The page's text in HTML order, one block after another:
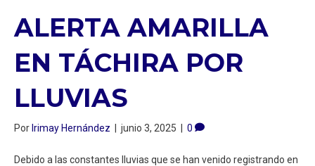
ALERTA AMARILLA
EN TÁCHIRA POR
LLUVIAS
PorIrimay Hernández | junio 3, 2025 | 0
Debido a las constantes lluvias que se han venido registrando en